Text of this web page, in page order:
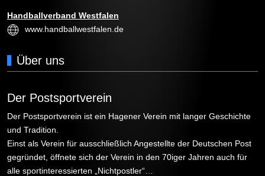
Handballverband Westfalen
www.handballwestfalen.de
Über uns
Der Postsportverein
Der Postsportverein ist ein Hagener Verein mit langer Geschichte
und Tradition.
Einst als Verein für ausschließlich Angestellte der Deutschen Post
gegründet, öffnete sich der Verein in den 70iger Jahren auch für
alle sportinteressierten „Nichtpostler“…